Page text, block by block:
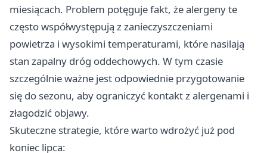
miesiącach. Problem potęguje fakt, że alergeny te
często współwystępują z zanieczyszczeniami
powietrza i wysokimi temperaturami, które nasilają
stan zapalny dróg oddechowych. W tym czasie
szczególnie ważne jest odpowiednie przygotowanie
się do sezonu, aby ograniczyć kontakt z alergenami i
złagodzić objawy.
Skuteczne strategie, które warto wdrożyć już pod
koniec lipca: